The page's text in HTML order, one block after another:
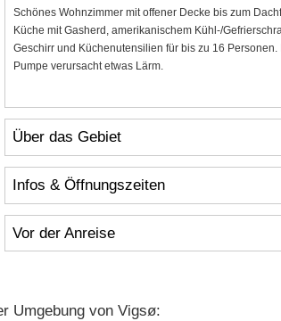
Schönes Wohnzimmer mit offener Decke bis zum
Küche mit Gasherd, amerikanischem Kühl-/
Geschirr und Küchenutensilien für bis zu 16
Pumpe verursacht etwas Lärm.
Über das Gebiet
Infos & Öffnungszeiten
Vor der Anreise
Umgebung von Vigsø: